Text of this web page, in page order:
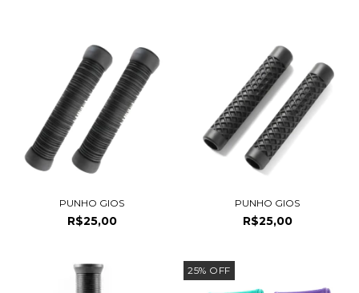
PUNHO GIOS
R$25,00
PUNHO GIOS
R$25,00
25% OFF